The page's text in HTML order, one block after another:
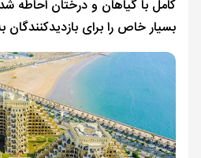
کامل با گیاهان و درختان احاطه
بسیار خاص را برای بازدیدکنندگان